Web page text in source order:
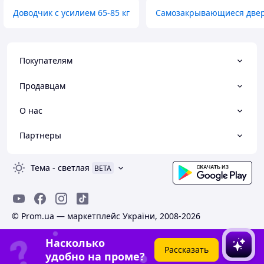
Сделать заказ у нас просто
Позвоните нам или оставьте свою заявку на сайте.
→
Внесите предоплату или оплатите во время получения.
→
Дождитесь доставки перевозчиком или самовывозом.
Доводчик с усилием 65-85 кг Самозакрывающиеся
Покупателям
Продавцам
О нас
Партнеры
Тема - светлая BETA
© Prom.ua — маркетплейс України, 2008-2026
Насколько
удобно на проме?
Рассказать